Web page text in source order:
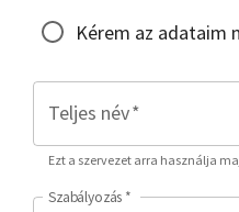
Kérem az adataim
Teljes név*
Ezt a szervezet arra használja
Szabályozás *